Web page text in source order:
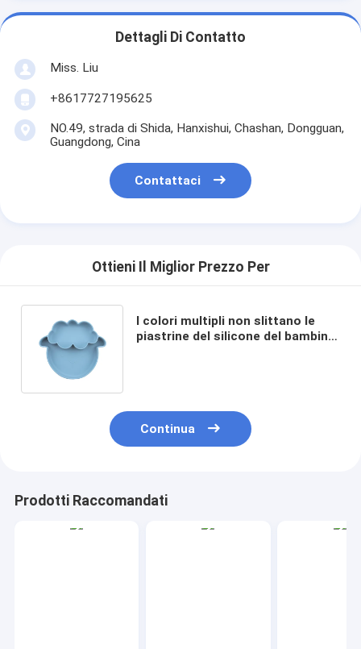
Dettagli Di Contatto
Miss. Liu
+8617727195625
NO.49, strada di Shida, Hanxishui, Chashan, Dongguan,
Guangdong, Cina
Contattaci
Ottieni Il Miglior Prezzo Per
I colori multipli non slittano le
piastrine del silicone del bambino
Continua
Prodotti Raccomandati